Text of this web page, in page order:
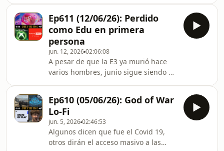
embargo, en el episodio 613
decidimos hacer un cambio y hablar
un poco
hablamos prácticamente nada de los
partidos, ¿cuál sería tu otra opción?
¿Buscar en Google? Seguro que
Gemini te alucina que Argentina
perdió con Azerbaijan 18 a 0. Además
de ser tu única fuente de información
futbolística, el episodio 612 de Café
Fandango tiene a Pope
Ep611 (12/06/26): Perdido
como Edu en primera
persona
jun. 12, 202602:06:08
A pesar de que la E3 ya murió hace
varios hombres, junio sigue siendo un
Gaming Show y varios showcases,
como el Wholesome Games y el Story-
Poor Games, es absolutamente
imposible estar al tanto de todo lo
que se anunció esta semana. Por ello,
Ep610 (05/06/26): God of War
Lo-Fi
jun. 5, 202602:46:53
Algunos dicen que fue el Covid 19,
otros dirán el acceso masivo a las